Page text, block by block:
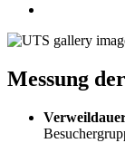
Messung